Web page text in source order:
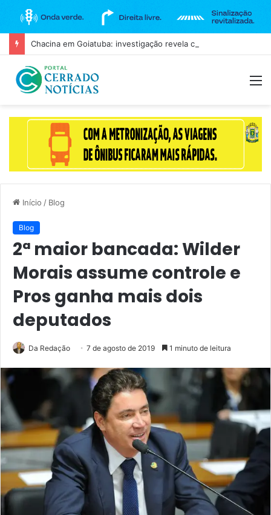
Início / Blog
Blog
2ª maior bancada: Wilder
Morais assume controle e
Pros ganha mais dois
deputados
Da Redação 7 de agosto de 2019 1 minuto de leitura